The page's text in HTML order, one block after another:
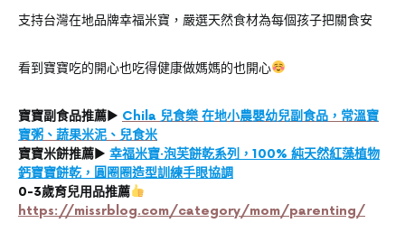
支持台灣在地品牌幸福米寶，嚴選天然食材為每個孩子把關食安
看到寶寶吃的開心也吃得健康做媽媽的也開心
寶寶副食品推薦▶ Chila 兒食樂 在地小農嬰幼兒副食品，常溫寶
寶粥、蔬果米泥、兒食米
寶寶米餅推薦▶ 幸福米寶‧泡芙餅乾系列，100% 純天然紅藻植物
鈣寶寶餅乾，圓圈圈造型訓練手眼協調
0-3歲育兒用品推薦
https://missrblog.com/category/mom/parenting/